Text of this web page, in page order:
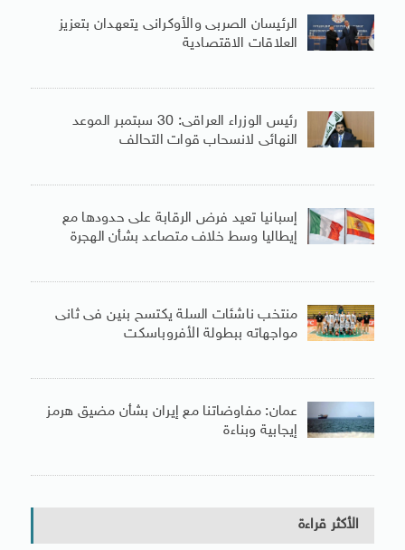
الرئيسان الصربى والأوكرانى يتعهدان بتعزيز
العلاقات الاقتصادية
رئيس الوزراء العراقى: 30 سبتمبر الموعد
النهائى لانسحاب قوات التحالف
إسبانيا تعيد فرض الرقابة على حدودها مع
إيطاليا وسط خلاف متصاعد بشأن الهجرة
منتخب ناشئات السلة يكتسح بنين فى ثانى
مواجهاته ببطولة الأفروباسكت
عمان: مفاوضاتنا مع إيران بشأن مضيق هرمز
إيجابية وبناءة
الأكثر قراءة